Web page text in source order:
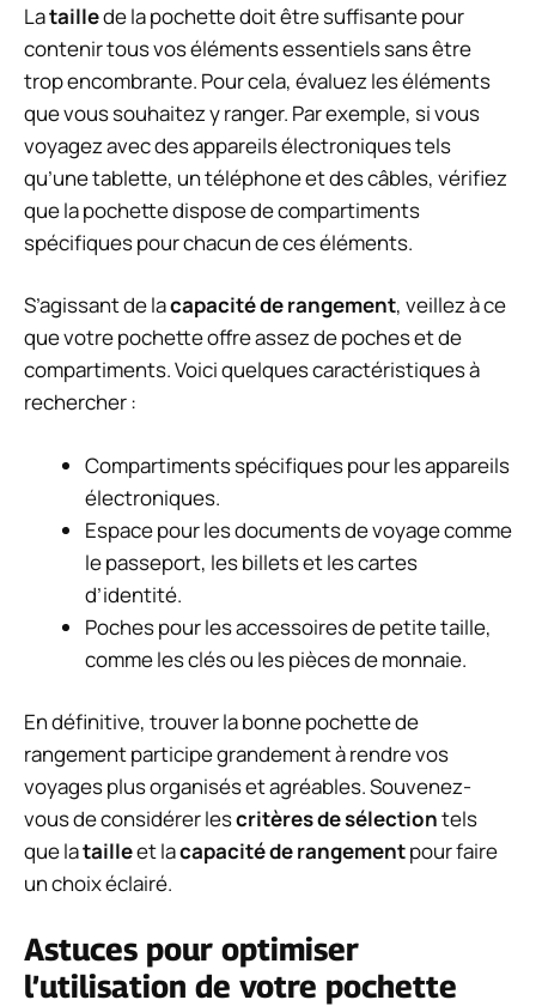
Lataillede la pochette doit être suffisante pour
contenir tous vos éléments essentiels sans être
trop encombrante. Pour cela, évaluez les éléments
que vous souhaitez y ranger. Par exemple, si vous
voyagez avec des appareils électroniques tels
qu’une tablette, un téléphone et des câbles, vérifiez
que la pochette dispose de compartiments
spécifiques pour chacun de ces éléments.
S’agissant de lacapacité de rangement, veillez à ce
que votre pochette offre assez de poches et de
compartiments. Voici quelques caractéristiques à
rechercher :
Compartiments spécifiques pour les appareils
électroniques.
Espace pour les documents de voyage comme
le passeport, les billets et les cartes
d’identité.
Poches pour les accessoires de petite taille,
comme les clés ou les pièces de monnaie.
En définitive, trouver la bonne pochette de
rangement participe grandement à rendre vos
voyages plus organisés et agréables. Souvenez-
vous de considérer lescritères de sélectiontels
que latailleet lacapacité de rangementpour faire
un choix éclairé.
Astuces pour optimiser
l’utilisation de votre pochette